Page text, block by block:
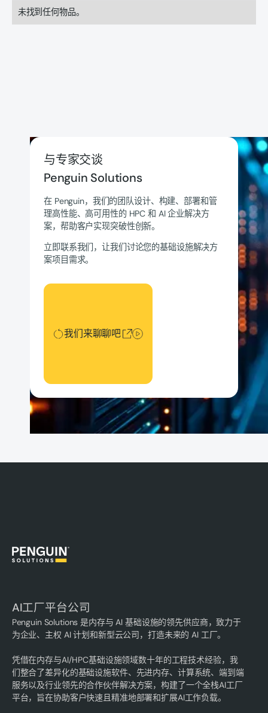
未找到任何物品。
与专家交谈
Penguin Solutions
在 Penguin，我们的团队设计、构建、部署和管
理高性能、高可用性的 HPC 和 AI 企业解决方
案，帮助客户实现突破性创新。
立即联系我们，让我们讨论您的基础设施解决方
案项目需求。
我们来聊聊吧
我们来聊聊吧
AI工厂平台公司
Penguin Solutions 是内存与 AI 基础设施的领先供应商，致力于
为企业、主权 AI 计划和新型云公司，打造未来的 AI 工厂。
凭借在内存与AI/HPC基础设施领域数十年的工程技术经验，我
们整合了差异化的基础设施软件、先进内存、计算系统、端到端
服务以及行业领先的合作伙伴解决方案，构建了一个全栈AI工厂
平台，旨在协助客户快速且精准地部署和扩展AI工作负载。